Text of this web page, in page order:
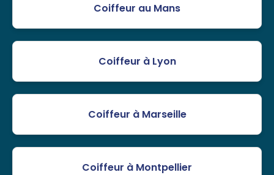
Coiffeur au Mans
Coiffeur à Lyon
Coiffeur à Marseille
Coiffeur à Montpellier